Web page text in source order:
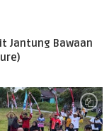
Jantung Bawaan